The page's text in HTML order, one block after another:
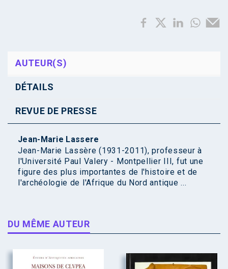
AUTEUR(S)
DÉTAILS
REVUE DE PRESSE
Jean-Marie Lassere
Jean-Marie Lassère (1931-2011), professeur à
l'Université Paul Valery - Montpellier III, fut une
figure des plus importantes de l'histoire et de
l'archéologie de l'Afrique du Nord antique ...
DU MÊME AUTEUR